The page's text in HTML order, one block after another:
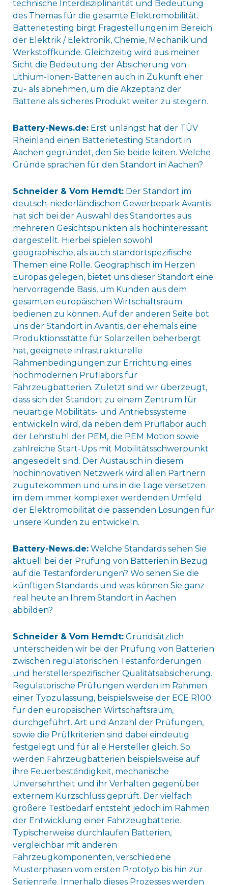
technische Interdisziplinarität und Bedeutung
des Themas für die gesamte Elektromobilität.
Batterietesting birgt Fragestellungen im Bereich
der Elektrik / Elektronik, Chemie, Mechanik und
Werkstoffkunde. Gleichzeitig wird aus meiner
Sicht die Bedeutung der Absicherung von
Lithium-Ionen-Batterien auch in Zukunft eher
zu- als abnehmen, um die Akzeptanz der
Batterie als sicheres Produkt weiter zu steigern.
Battery-News.de:Erst unlängst hat der TÜV
Rheinland einen Batterietesting Standort in
Aachen gegründet, den Sie beide leiten. Welche
Gründe sprachen für den Standort in Aachen?
Schneider & Vom Hemdt:Der Standort im
deutsch-niederländischen Gewerbepark Avantis
hat sich bei der Auswahl des Standortes aus
mehreren Gesichtspunkten als hochinteressant
dargestellt. Hierbei spielen sowohl
geographische, als auch standortspezifische
Themen eine Rolle. Geographisch im Herzen
Europas gelegen, bietet uns dieser Standort eine
hervorragende Basis, um Kunden aus dem
gesamten europäischen Wirtschaftsraum
bedienen zu können. Auf der anderen Seite bot
uns der Standort in Avantis, der ehemals eine
Produktionsstätte für Solarzellen beherbergt
hat, geeignete infrastrukturelle
Rahmenbedingungen zur Errichtung eines
hochmodernen Prüflabors für
Fahrzeugbatterien. Zuletzt sind wir überzeugt,
dass sich der Standort zu einem Zentrum für
neuartige Mobilitäts- und Antriebssysteme
entwickeln wird, da neben dem Prüflabor auch
der Lehrstuhl der PEM, die PEM Motion sowie
zahlreiche Start-Ups mit Mobilitätsschwerpunkt
angesiedelt sind. Der Austausch in diesem
hochinnovativen Netzwerk wird allen Partnern
zugutekommen und uns in die Lage versetzen
im dem immer komplexer werdenden Umfeld
der Elektromobilität die passenden Lösungen für
unsere Kunden zu entwickeln.
Battery-News.de:Welche Standards sehen Sie
aktuell bei der Prüfung von Batterien in Bezug
auf die Testanforderungen? Wo sehen Sie die
künftigen Standards und was können Sie ganz
real heute an Ihrem Standort in Aachen
abbilden?
Schneider & Vom Hemdt:Grundsätzlich
unterscheiden wir bei der Prüfung von Batterien
zwischen regulatorischen Testanforderungen
und herstellerspezifischer Qualitätsabsicherung.
Regulatorische Prüfungen werden im Rahmen
einer Typzulassung, beispielsweise der ECE R100
für den europäischen Wirtschaftsraum,
durchgeführt. Art und Anzahl der Prüfungen,
sowie die Prüfkriterien sind dabei eindeutig
festgelegt und für alle Hersteller gleich. So
werden Fahrzeugbatterien beispielsweise auf
ihre Feuerbeständigkeit, mechanische
Unversehrtheit und ihr Verhalten gegenüber
externem Kurzschluss geprüft. Der vielfach
größere Testbedarf entsteht jedoch im Rahmen
der Entwicklung einer Fahrzeugbatterie.
Typischerweise durchlaufen Batterien,
vergleichbar mit anderen
Fahrzeugkomponenten, verschiedene
Musterphasen vom ersten Prototyp bis hin zur
Serienreife. Innerhalb dieses Prozesses werden